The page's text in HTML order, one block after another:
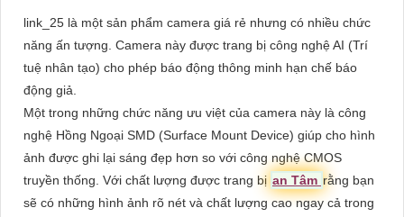
link_25 là một sản phẩm camera giá rẻ nhưng có nhiều chức
năng ấn tượng. Camera này được trang bị công nghệ AI (Trí
tuệ nhân tạo) cho phép báo động thông minh hạn chế báo
động giả.
Một trong những chức năng ưu việt của camera này là công
nghệ Hồng Ngoại SMD (Surface Mount Device) giúp cho hình
ảnh được ghi lại sáng đẹp hơn so với công nghệ CMOS
truyền thống. Với chất lượng được trang bị an Tâm rằng bạn
sẽ có những hình ảnh rõ nét và chất lượng cao ngay cả trong